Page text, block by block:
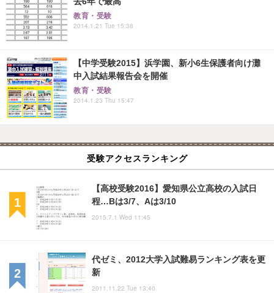
教育・受験
2014.1.21 Tue 15:38
【中学受験2015】浜学園、新小6生保護者向け灘
中入試結果報告会を開催
教育・受験
2014.1.23 Thu 15:47
受験アクセスランキング
【高校受験2016】愛知県公立高校の入試日
程…Bは3/7、Aは3/10
2015.7.1 Wed 11:45
代ゼミ、2012大学入試難易ランキング表を更
新
2011.11.22 Tue 13:40